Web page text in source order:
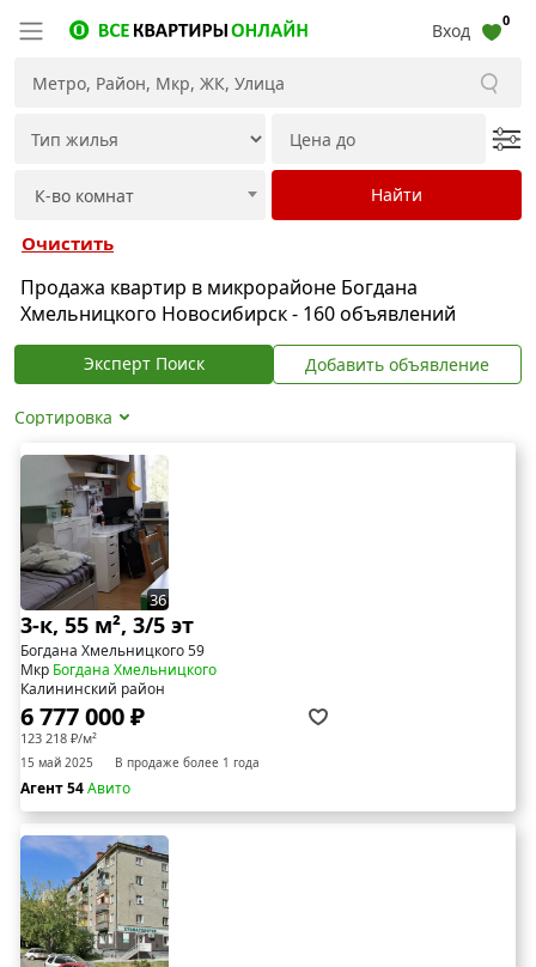
Вход 0
Очистить
Продажа квартир в микрорайоне Богдана
Хмельницкого Новосибирск - 160 объявлений
Эксперт Поиск Добавить объявление
Сортировка
36
3-к, 55 м², 3/5 эт
Богдана Хмельницкого 59
Мкр Богдана Хмельницкого
Калининский район
6 777 000 ₽
123 218 ₽/м²
15 май 2025 В продаже более 1 года
Агент 54Авито